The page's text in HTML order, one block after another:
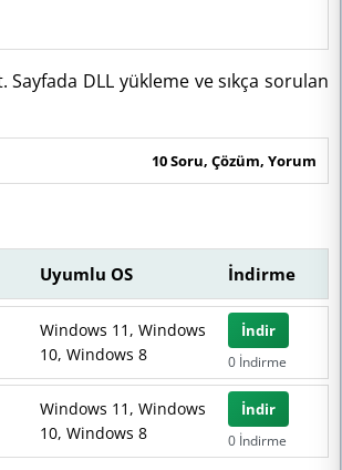
DLL yükleme ve sıkça sorulan
10 Soru, Çözüm, Yorum
Uyumlu OS İndirme
Windows 11, Windows
10, Windows 8
İndir
0 İndirme
Windows 11, Windows
10, Windows 8
İndir
0 İndirme